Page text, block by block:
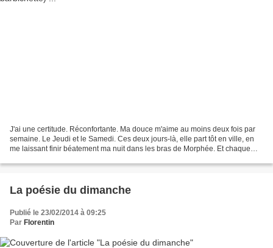
J'ai une certitude. Réconfortante. Ma douce m'aime au moins deux fois par
semaine. Le Jeudi et le Samedi. Ces deux jours-là, elle part tôt en ville, en
me laissant finir béatement ma nuit dans les bras de Morphée. Et chaque
La poésie du dimanche
Publié le 23/02/2014 à 09:25
Par Florentin